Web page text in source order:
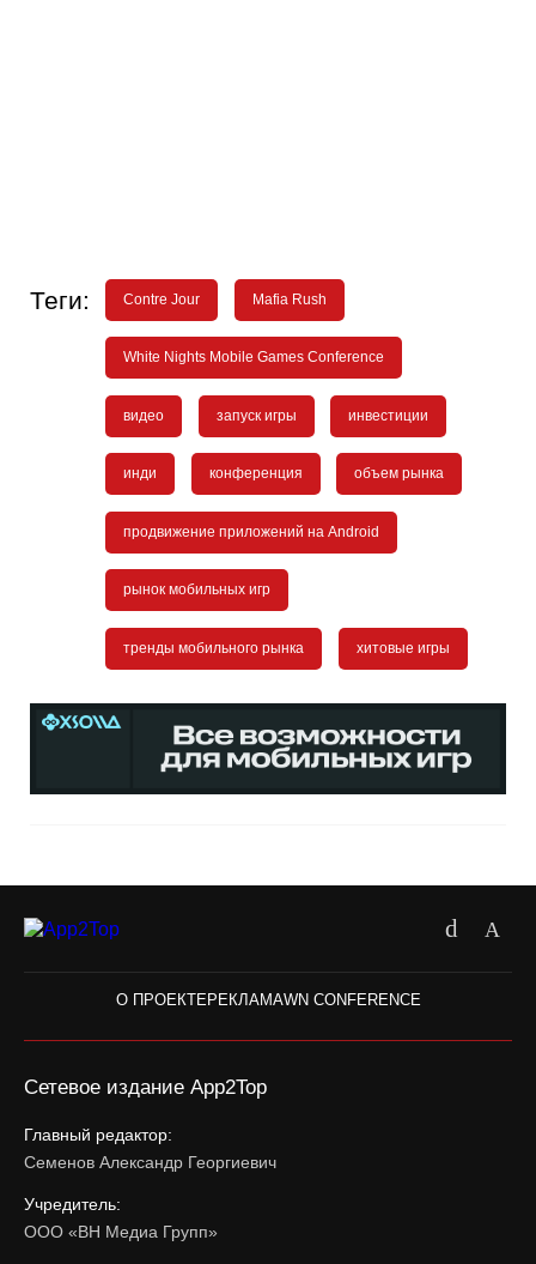
Теги: Contre Jour Mafia Rush
White Nights Mobile Games Conference
видео запуск игры инвестиции
инди конференция объем рынка
продвижение приложений на Android
рынок мобильных игр
тренды мобильного рынка хитовые игры
О ПРОЕКТЕРЕКЛАМАWN CONFERENCE
Сетевое издание App2Top
Главный редактор:
Семенов Александр Георгиевич
Учредитель:
ООО «ВН Медиа Групп»